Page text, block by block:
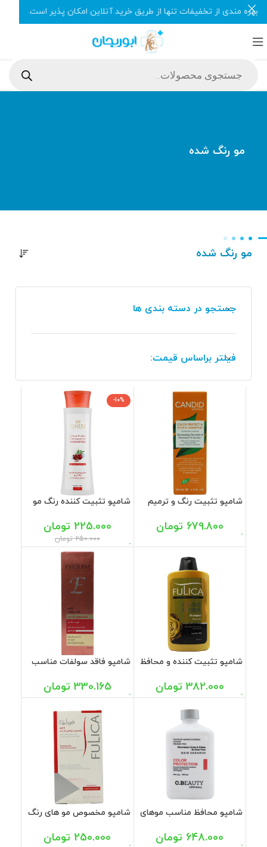
مو رنگ شده
مو رنگ شده
جستجو در دسته بندی ها
فیلتر براساس قیمت:
شامپو تثبیت رنگ و ترمیم
دیده کاندید 200 میل
679.800 تومان
-10%
شامپو تثبیت کننده رنگ مو
سینره 250 میل
250.000 تومان
225.000 تومان
شامپو تثبیت کننده و محافظ
فولیکا 400 میل382.000 تومان
شامپو فاقد سولفات مناسب
330.165 تومان
شامپو محافظ مناسب موهای
648.000 تومان
شامپو مخصوص مو های رنگ
250.000 تومان
بهره مندی از تخفیفات تنها از طریق خرید آنلاین امکان پذیر است.